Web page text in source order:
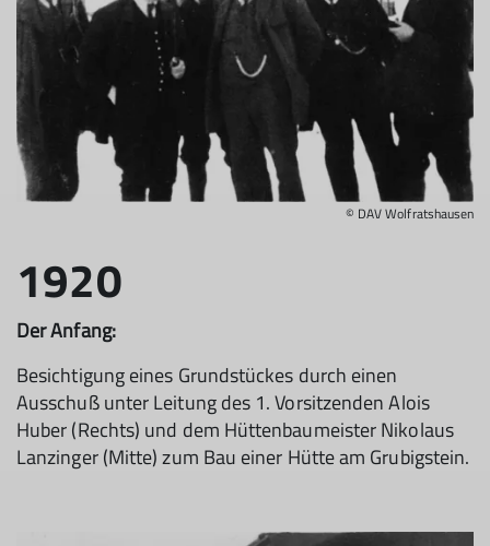
© DAV Wolfratshausen
1920
Der Anfang:
Besichtigung eines Grundstückes durch einen
Ausschuß unter Leitung des 1. Vorsitzenden Alois
Huber (Rechts) und dem Hüttenbaumeister Nikolaus
Lanzinger (Mitte) zum Bau einer Hütte am Grubigstein.